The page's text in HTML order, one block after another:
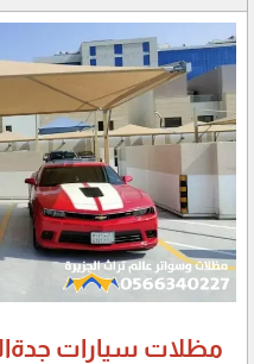
مظلات سيارات